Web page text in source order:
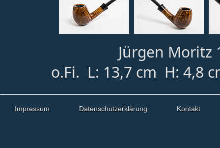
Jürgen Moritz
o.Fi. L: 13,7 cm H: 4,8
Impressum Datenschutzerklärung Kontakt